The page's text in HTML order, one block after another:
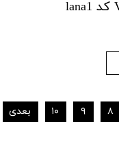
۸ ۹ ۱۰ بعدی